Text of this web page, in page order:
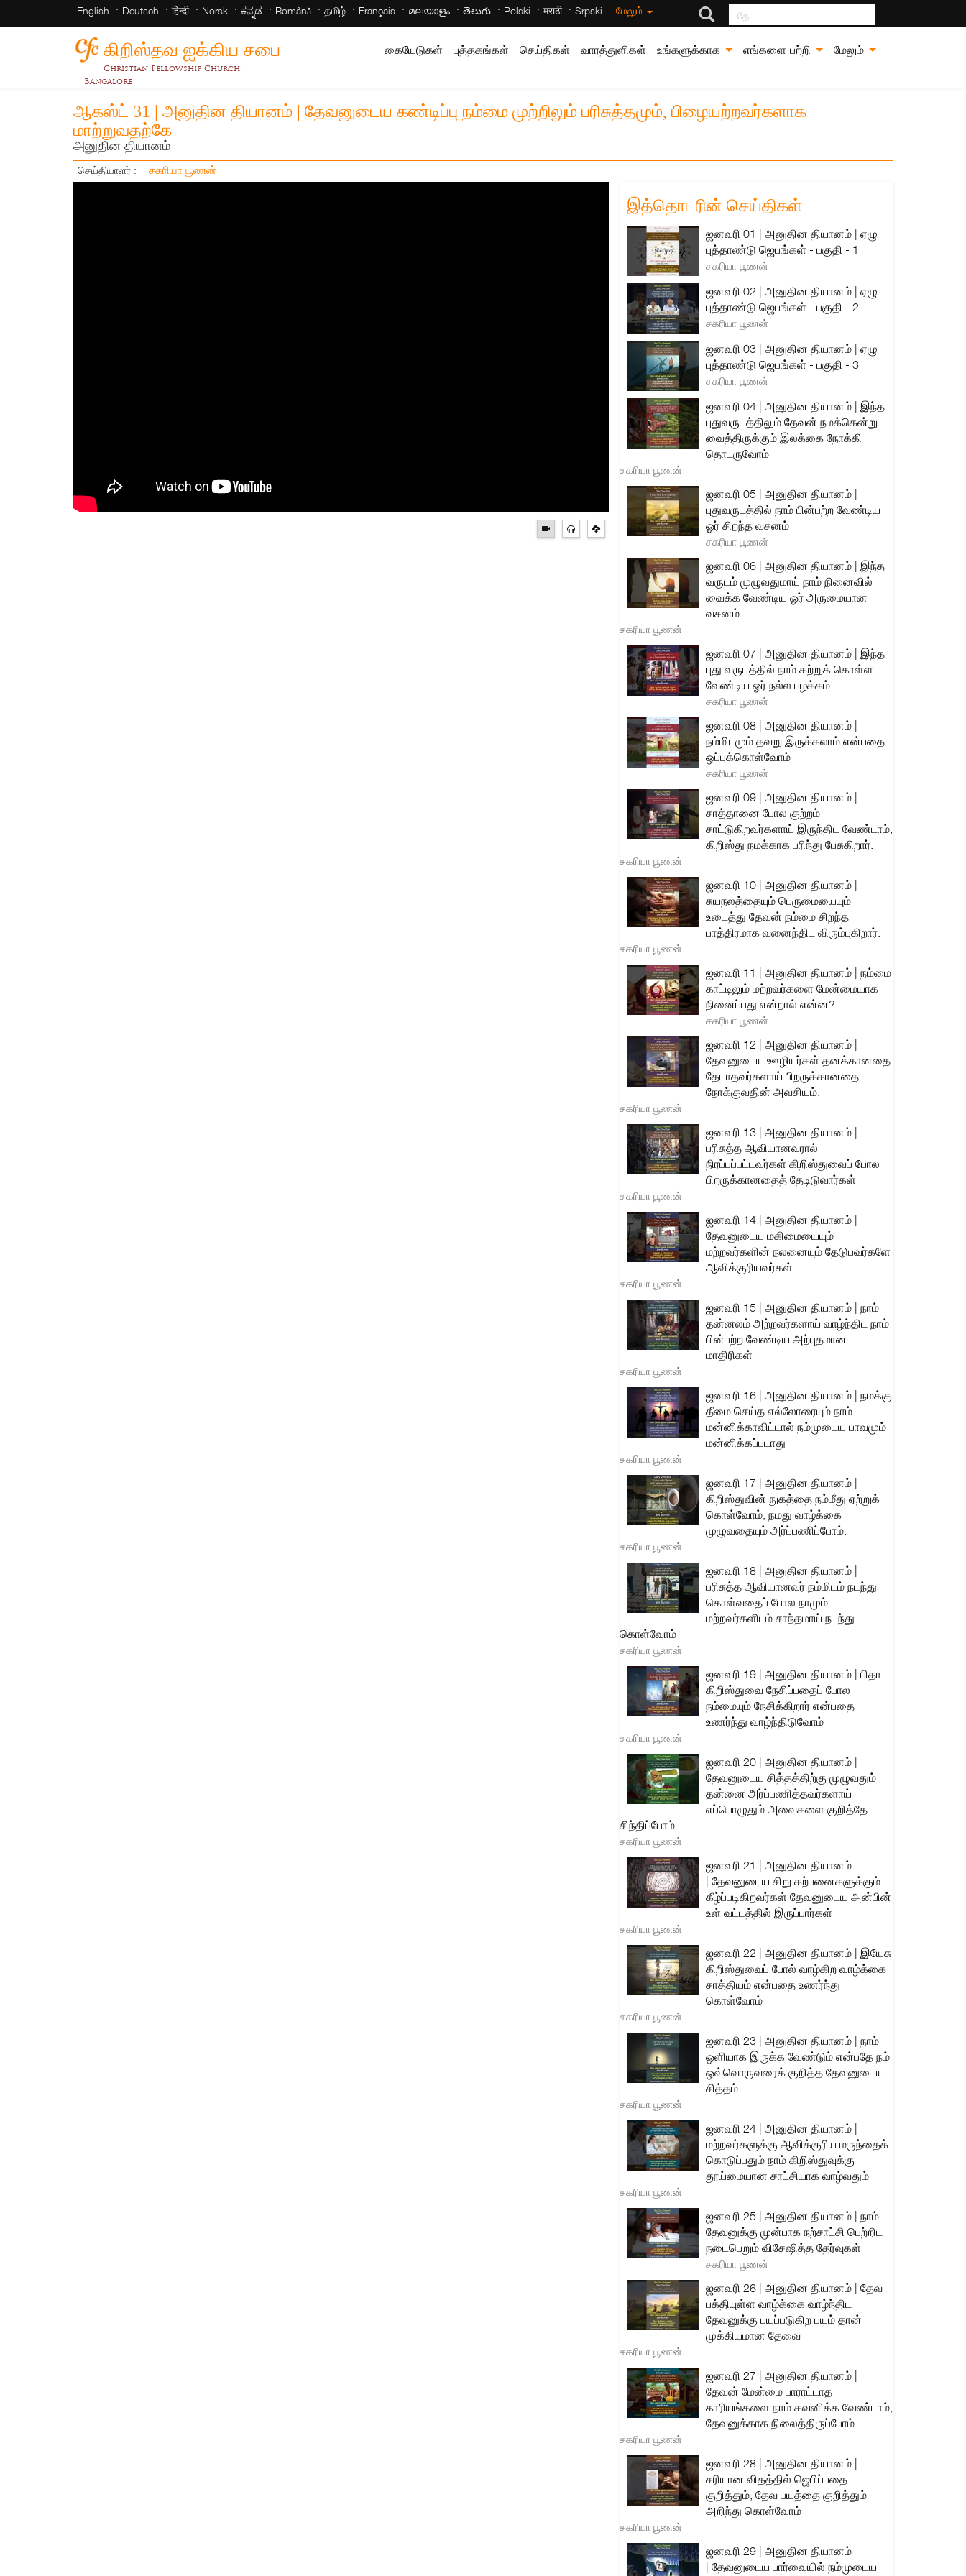
English Deutsch हिन्दी Norsk ಕನ್ನಡ Română தமிழ் Français മലയാളം తెలుగు Polski मराठी Srpski மேலும் தேட
கிறிஸ்தவ ஐக்கிய சபை
Christian Fellowship Church,
Bangalore
கையேடுகள் புத்தகங்கள் செய்திகள் வாரத்துளிகள் உங்களுக்காக எங்களை பற்றி மேலும்
ஆகஸ்ட் 31 | அனுதின தியானம் | தேவனுடைய கண்டிப்பு நம்மை முற்றிலும் பரிசுத்தமும், பிழையற்றவர்களாக
மாற்றுவதற்கே
அனுதின தியானம்
செய்தியாளர் : சகரியா பூணன்
இத்தொடரின் செய்திகள்
ஜனவரி 01 | அனுதின தியானம் | ஏழு
புத்தாண்டு ஜெபங்கள் - பகுதி - 1
சகரியா பூணன்
ஜனவரி 02 | அனுதின தியானம் | ஏழு
புத்தாண்டு ஜெபங்கள் - பகுதி - 2
சகரியா பூணன்
ஜனவரி 03 | அனுதின தியானம் | ஏழு
புத்தாண்டு ஜெபங்கள் - பகுதி - 3
சகரியா பூணன்
ஜனவரி 04 | அனுதின தியானம் | இந்த
புதுவருடத்திலும் தேவன் நமக்கென்று
வைத்திருக்கும் இலக்கை நோக்கி
தொடருவோம்
சகரியா பூணன்
ஜனவரி 05 | அனுதின தியானம் |
புதுவருடத்தில் நாம் பின்பற்ற வேண்டிய
ஓர் சிறந்த வசனம்
சகரியா பூணன்
ஜனவரி 06 | அனுதின தியானம் | இந்த
வருடம் முழுவதுமாய் நாம் நினைவில்
வைக்க வேண்டிய ஓர் அருமையான
வசனம்
சகரியா பூணன்
ஜனவரி 07 | அனுதின தியானம் | இந்த
புது வருடத்தில் நாம் கற்றுக் கொள்ள
வேண்டிய ஓர் நல்ல பழக்கம்
சகரியா பூணன்
ஜனவரி 08 | அனுதின தியானம் |
நம்மிடமும் தவறு இருக்கலாம் என்பதை
ஒப்புக்கொள்வோம்
சகரியா பூணன்
ஜனவரி 09 | அனுதின தியானம் |
சாத்தானை போல குற்றம்
சாட்டுகிறவர்களாய் இருந்திட வேண்டாம்,
கிறிஸ்து நமக்காக பரிந்து பேசுகிறார்.
சகரியா பூணன்
ஜனவரி 10 | அனுதின தியானம் |
சுயநலத்தையும் பெருமையையும்
உடைத்து தேவன் நம்மை சிறந்த
பாத்திரமாக வனைந்திட விரும்புகிறார்.
சகரியா பூணன்
ஜனவரி 11 | அனுதின தியானம் | நம்மை
காட்டிலும் மற்றவர்களை மேன்மையாக
நினைப்பது என்றால் என்ன?
சகரியா பூணன்
ஜனவரி 12 | அனுதின தியானம் |
தேவனுடைய ஊழியர்கள் தனக்கானதை
தேடாதவர்களாய் பிறருக்கானதை
நோக்குவதின் அவசியம்.
சகரியா பூணன்
ஜனவரி 13 | அனுதின தியானம் |
பரிசுத்த ஆவியானவரால்
நிரப்பப்பட்டவர்கள் கிறிஸ்துவைப் போல
பிறருக்கானதைத் தேடிடுவார்கள்
சகரியா பூணன்
ஜனவரி 14 | அனுதின தியானம் |
தேவனுடைய மகிமையையும்
மற்றவர்களின் நலனையும் தேடுபவர்களே
ஆவிக்குரியவர்கள்
சகரியா பூணன்
ஜனவரி 15 | அனுதின தியானம் | நாம்
தன்னலம் அற்றவர்களாய் வாழ்ந்திட நாம்
பின்பற்ற வேண்டிய அற்புதமான
மாதிரிகள்
சகரியா பூணன்
ஜனவரி 16 | அனுதின தியானம் | நமக்கு
தீமை செய்த எல்லோரையும் நாம்
மன்னிக்காவிட்டால் நம்முடைய பாவமும்
மன்னிக்கப்படாது
சகரியா பூணன்
ஜனவரி 17 | அனுதின தியானம் |
கிறிஸ்துவின் நுகத்தை நம்மீது ஏற்றுக்
கொள்வோம், நமது வாழ்க்கை
முழுவதையும் அர்ப்பணிப்போம்.
சகரியா பூணன்
ஜனவரி 18 | அனுதின தியானம் |
பரிசுத்த ஆவியானவர் நம்மிடம் நடந்து
கொள்வதைப் போல நாமும்
மற்றவர்களிடம் சாந்தமாய் நடந்து
கொள்வோம்
சகரியா பூணன்
ஜனவரி 19 | அனுதின தியானம் | பிதா
கிறிஸ்துவை நேசிப்பதைப் போல
நம்மையும் நேசிக்கிறார் என்பதை
உணர்ந்து வாழ்ந்திடுவோம்
சகரியா பூணன்
ஜனவரி 20 | அனுதின தியானம் |
தேவனுடைய சித்தத்திற்கு முழுவதும்
தன்னை அர்ப்பணித்தவர்களாய்
எப்பொழுதும் அவைகளை குறித்தே
சிந்திப்போம்
சகரியா பூணன்
ஜனவரி 21 | அனுதின தியானம்
| தேவனுடைய சிறு கற்பனைகளுக்கும்
கீழ்ப்படிகிறவர்கள் தேவனுடைய அன்பின்
உள் வட்டத்தில் இருப்பார்கள்
சகரியா பூணன்
ஜனவரி 22 | அனுதின தியானம் | இயேசு
கிறிஸ்துவைப் போல் வாழ்கிற வாழ்க்கை
சாத்தியம் என்பதை உணர்ந்து
கொள்வோம்
சகரியா பூணன்
ஜனவரி 23 | அனுதின தியானம் | நாம்
ஒளியாக இருக்க வேண்டும் என்பதே நம்
ஒவ்வொருவரைக் குறித்த தேவனுடைய
சித்தம்
சகரியா பூணன்
ஜனவரி 24 | அனுதின தியானம் |
மற்றவர்களுக்கு ஆவிக்குரிய மருந்தைக்
கொடுப்பதும் நாம் கிறிஸ்துவுக்கு
தூய்மையான சாட்சியாக வாழ்வதும்
சகரியா பூணன்
ஜனவரி 25 | அனுதின தியானம் | நாம்
தேவனுக்கு முன்பாக நற்சாட்சி பெற்றிட
நடைபெறும் விசேஷித்த தேர்வுகள்
சகரியா பூணன்
ஜனவரி 26 | அனுதின தியானம் | தேவ
பக்தியுள்ள வாழ்க்கை வாழ்ந்திட
தேவனுக்கு பயப்படுகிற பயம் தான்
முக்கியமான தேவை
சகரியா பூணன்
ஜனவரி 27 | அனுதின தியானம் |
தேவன் மேன்மை பாராட்டாத
காரியங்களை நாம் கவனிக்க வேண்டாம்,
தேவனுக்காக நிலைத்திருப்போம்
சகரியா பூணன்
ஜனவரி 28 | அனுதின தியானம் |
சரியான விதத்தில் ஜெபிப்பதை
குறித்தும், தேவ பயத்தை குறித்தும்
அறிந்து கொள்வோம்
சகரியா பூணன்
ஜனவரி 29 | அனுதின தியானம்
| தேவனுடைய பார்வையில் நம்முடைய